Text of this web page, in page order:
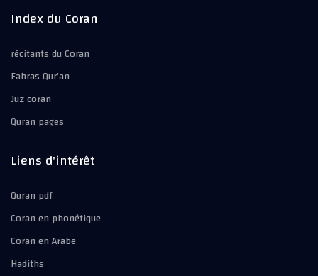
Index du Coran
récitants du Coran
Fahras Qur’an
Juz coran
Quran pages
Liens d'intérêt
Quran pdf
Coran en phonétique
Coran en Arabe
Hadiths